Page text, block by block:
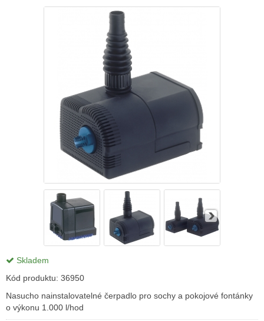
Skladem
Kód produktu: 36950
Nasucho nainstalovatelné čerpadlo pro sochy a pokojové fontánky
o výkonu 1.000 l/hod